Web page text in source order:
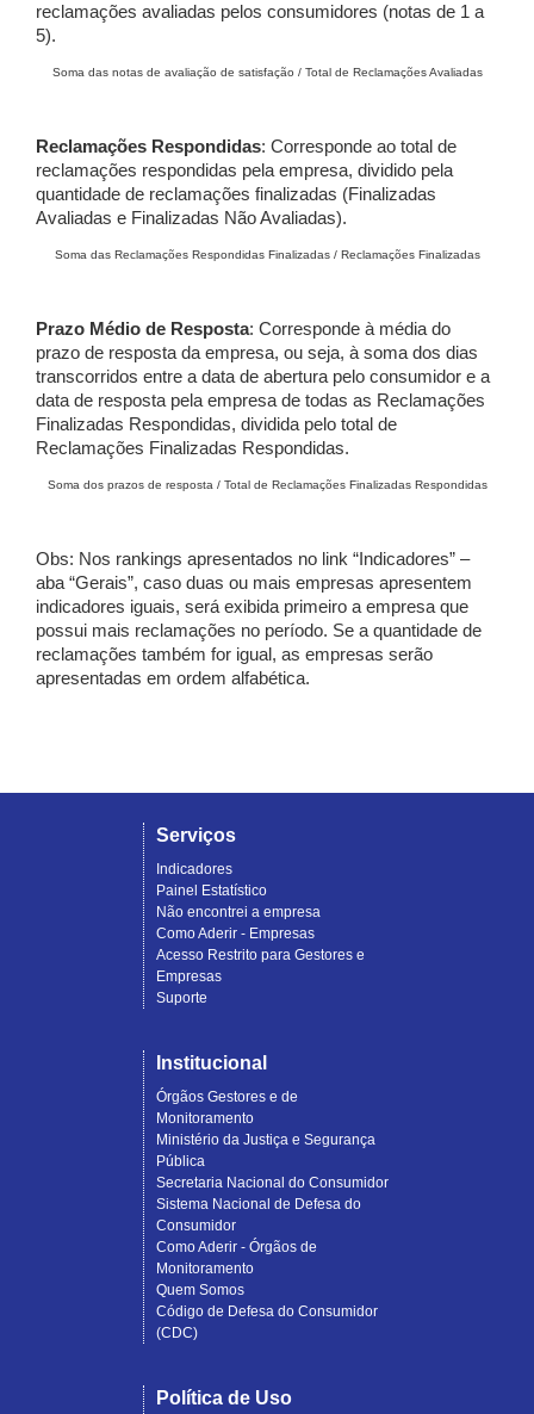
reclamações avaliadas pelos consumidores (notas de 1 a
5).
Soma das notas de avaliação de satisfação / Total de Reclamações Avaliadas
Reclamações Respondidas: Corresponde ao total de
reclamações respondidas pela empresa, dividido pela
quantidade de reclamações finalizadas (Finalizadas
Avaliadas e Finalizadas Não Avaliadas).
Soma das Reclamações Respondidas Finalizadas / Reclamações Finalizadas
Prazo Médio de Resposta: Corresponde à média do
prazo de resposta da empresa, ou seja, à soma dos dias
transcorridos entre a data de abertura pelo consumidor e a
data de resposta pela empresa de todas as Reclamações
Finalizadas Respondidas, dividida pelo total de
Reclamações Finalizadas Respondidas.
Soma dos prazos de resposta / Total de Reclamações Finalizadas Respondidas
Obs: Nos rankings apresentados no link “Indicadores” –
aba “Gerais”, caso duas ou mais empresas apresentem
indicadores iguais, será exibida primeiro a empresa que
possui mais reclamações no período. Se a quantidade de
reclamações também for igual, as empresas serão
apresentadas em ordem alfabética.
Serviços
Indicadores
Painel Estatístico
Não encontrei a empresa
Como Aderir - Empresas
Acesso Restrito para Gestores e
Empresas
Suporte
Institucional
Órgãos Gestores e de
Monitoramento
Ministério da Justiça e Segurança
Pública
Secretaria Nacional do Consumidor
Sistema Nacional de Defesa do
Consumidor
Como Aderir - Órgãos de
Monitoramento
Quem Somos
Código de Defesa do Consumidor
(CDC)
Política de Uso